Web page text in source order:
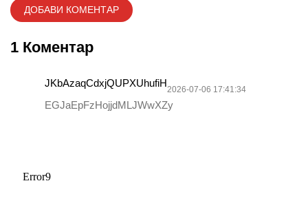
1 Коментар
JKbAzaqCdxjQUPXUhufiH
2026-07-06 17:41:34
EGJaEpFzHojjdMLJWwXZy